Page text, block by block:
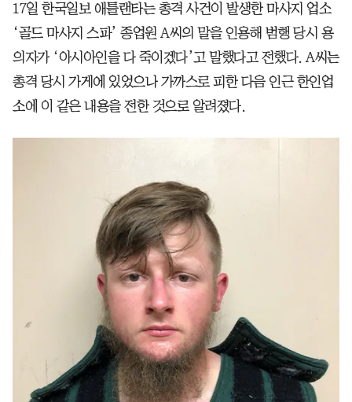
17일 한국일보 애틀랜타는 총격 사건이 발생한 마사지 업소
‘골드 마사지 스파’ 종업원 A씨의 말을 인용해 범행 당시 용
의자가 ‘아시아인을 다 죽이겠다’고 말했다고 전했다. A씨는
총격 당시 가게에 있었으나 가까스로 피한 다음 인근 한인업
소에 이 같은 내용을 전한 것으로 알려졌다.